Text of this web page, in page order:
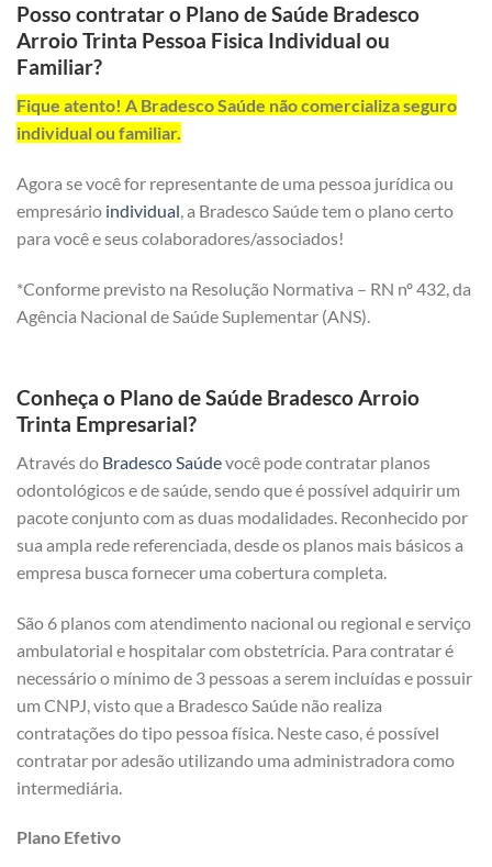
Posso contratar o Plano de Saúde Bradesco
Arroio Trinta Pessoa Fisica Individual ou
Familiar?
Fique atento! A Bradesco Saúde não comercializa seguro
individual ou familiar.
Agora se você for representante de uma pessoa jurídica ou
empresário individual , a Bradesco Saúde tem o plano certo
para você e seus colaboradores/associados!
*Conforme previsto na Resolução Normativa – RN nº 432, da
Agência Nacional de Saúde Suplementar (ANS).
Conheça o Plano de Saúde Bradesco Arroio
Trinta Empresarial?
Através do Bradesco Saúdevocê pode contratar planos
odontológicos e de saúde, sendo que é possível adquirir um
pacote conjunto com as duas modalidades. Reconhecido por
sua ampla rede referenciada, desde os planos mais básicos a
empresa busca fornecer uma cobertura completa.
São 6 planos com atendimento nacional ou regional e serviço
ambulatorial e hospitalar com obstetrícia. Para contratar é
necessário o mínimo de 3 pessoas a serem incluídas e possuir
um CNPJ, visto que a Bradesco Saúde não realiza
contratações do tipo pessoa física. Neste caso, é possível
contratar por adesão utilizando uma administradora como
intermediária.
Plano Efetivo